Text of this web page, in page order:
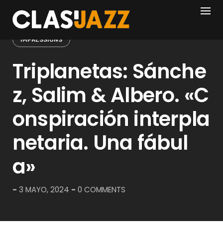
content
IMPRESSIONS
Triplanetas: Sánche
z, Salim & Albero. «C
onspiración interpla
netaria. Una fábul
a»
- 3 MAYO, 2024 - 0 COMMENTS